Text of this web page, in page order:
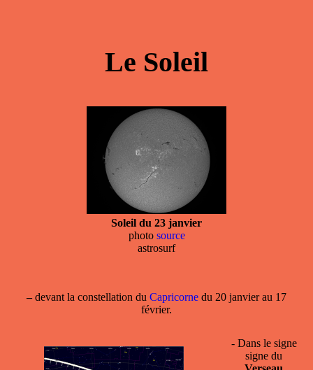
Le Soleil
Soleil du 23 janvier
photo source
astrosurf
–devant la constellation du Capricorne du 20 janvier au 17
février.
- Dans le signe
signe du